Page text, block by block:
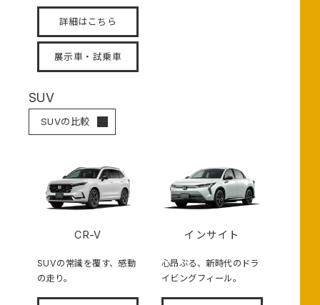
詳細はこちら
展示車・試乗車
SUV
SUVの比較
CR-V
SUVの常識を覆す、感動
の走り。
インサイト
心昂ぶる、新時代のドラ
イビングフィール。